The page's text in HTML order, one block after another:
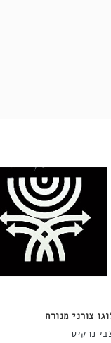
צורני מנורה
נרקיס